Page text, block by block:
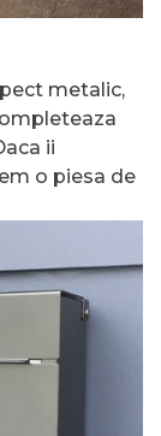
metalic,
ii
o piesa de